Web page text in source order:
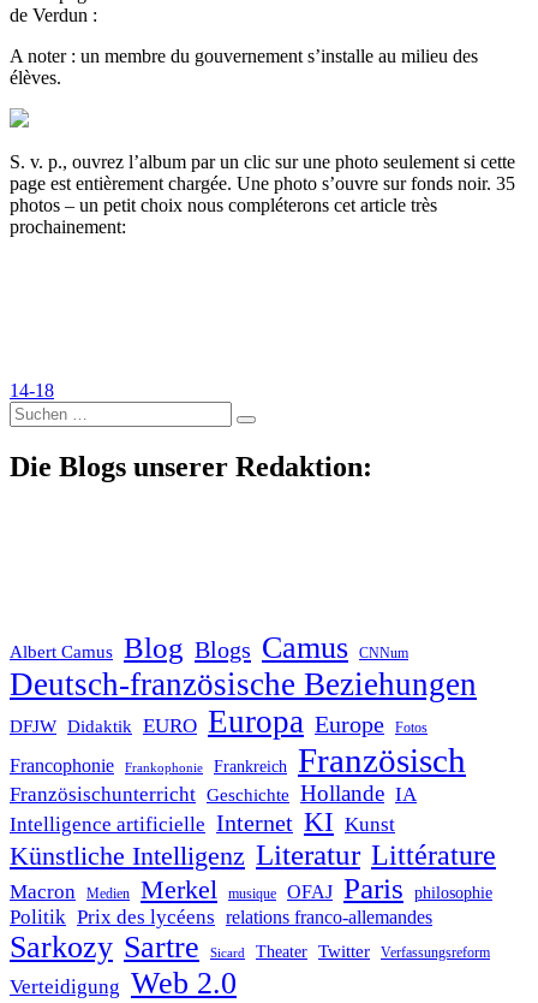
de Verdun :
A noter : un membre du gouvernement s’installe au milieu des
élèves.
S. v. p., ouvrez l’album par un clic sur une photo seulement si cette
page est entièrement chargée. Une photo s’ouvre sur fonds noir. 35
photos – un petit choix nous compléterons cet article très
prochainement:
14-18
Suche
nach:
Die Blogs unserer Redaktion:
Albert Camus Blog Blogs Camus CNNum
Deutsch-französische Beziehungen
DFJW Didaktik EURO Europa Europe Fotos
Francophonie Frankophonie Frankreich Französisch
Französischunterricht Geschichte Hollande IA
Intelligence artificielle Internet KI Kunst
Künstliche Intelligenz Literatur Littérature
Macron Medien Merkel musique OFAJ Paris philosophie
Politik Prix des lycéens relations franco-allemandes
Sarkozy Sartre Sicard Theater Twitter Verfassungsreform
Verteidigung Web 2.0